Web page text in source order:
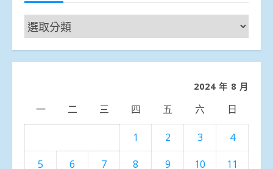
新
聞
分
2024 年 8 月
一 二 三 四 五 六 日
1 2 3
4
5
6 7 8 9 10
11